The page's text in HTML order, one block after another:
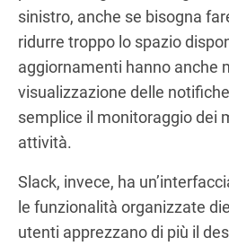
sinistro, anche se bisogna
ridurre troppo lo spazio
aggiornamenti hanno anche
visualizzazione delle
semplice il monitoraggio dei
attività.
Slack, invece, ha
le funzionalità organizzate
utenti apprezzano di più il